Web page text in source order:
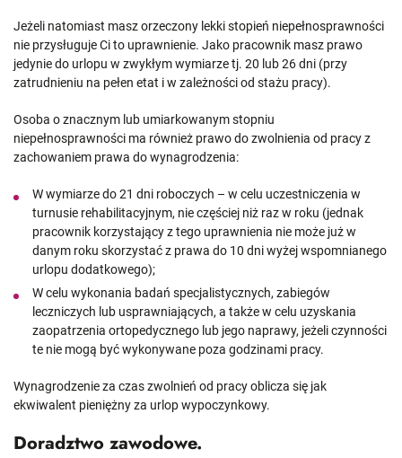
Jeżeli natomiast masz orzeczony lekki stopień niepełnosprawności
nie przysługuje Ci to uprawnienie. Jako pracownik masz prawo
jedynie do urlopu w zwykłym wymiarze tj. 20 lub 26 dni (przy
zatrudnieniu na pełen etat i w zależności od stażu pracy).
Osoba o znacznym lub umiarkowanym stopniu
niepełnosprawności ma również prawo do zwolnienia od pracy z
zachowaniem prawa do wynagrodzenia:
W wymiarze do 21 dni roboczych – w celu uczestniczenia w
turnusie rehabilitacyjnym, nie częściej niż raz w roku (jednak
pracownik korzystający z tego uprawnienia nie może już w
danym roku skorzystać z prawa do 10 dni wyżej wspomnianego
urlopu dodatkowego);
W celu wykonania badań specjalistycznych, zabiegów
leczniczych lub usprawniających, a także w celu uzyskania
zaopatrzenia ortopedycznego lub jego naprawy, jeżeli czynności
te nie mogą być wykonywane poza godzinami pracy.
Wynagrodzenie za czas zwolnień od pracy oblicza się jak
ekwiwalent pieniężny za urlop wypoczynkowy.
Doradztwo zawodowe.